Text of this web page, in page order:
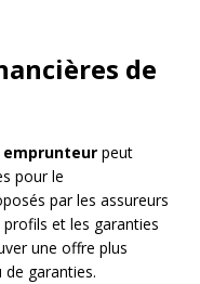
de
emprunteur peut
pour le
par les assureurs
et les garanties
une offre plus
garanties.